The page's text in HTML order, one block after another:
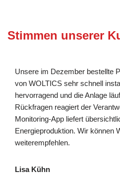
Stimmen unserer
Unsere im Dezember bestellte
von WOLTICS sehr schnell
hervorragend und die Anlage
Rückfragen reagiert der
Monitoring-App liefert
Energieproduktion. Wir können
weiterempfehlen.
Lisa Kühn